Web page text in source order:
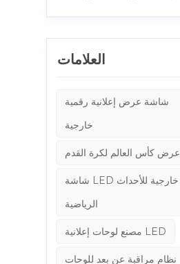
العلامات
شاشة عرض إعلانية رقمية
خارجية
عرض كأس العالم لكرة القدم
شاشة LED خارجية للأحداث
الرياضية
مصنع لوحات إعلانية LED
نظام مراقبة عن بعد للوحات